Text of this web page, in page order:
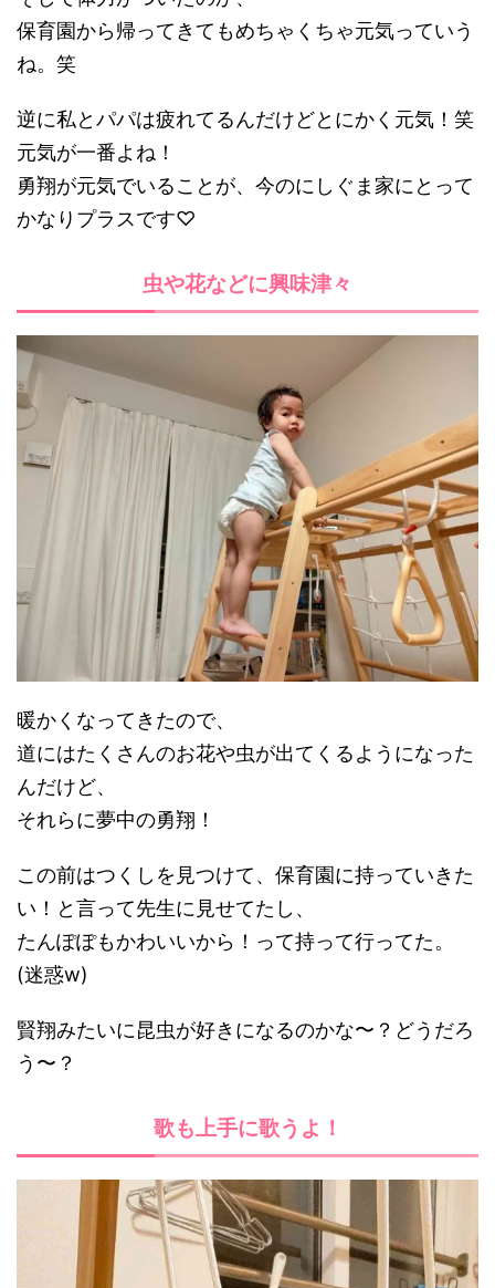
保育園から帰ってきてもめちゃくちゃ元気っていう
ね。笑
逆に私とパパは疲れてるんだけどとにかく元気！笑
元気が一番よね！
勇翔が元気でいることが、今のにしぐま家にとって
かなりプラスです♡
虫や花などに興味津々
暖かくなってきたので、
道にはたくさんのお花や虫が出てくるようになった
んだけど、
それらに夢中の勇翔！
この前はつくしを見つけて、保育園に持っていきた
い！と言って先生に見せてたし、
たんぽぽもかわいいから！って持って行ってた。
(迷惑w)
賢翔みたいに昆虫が好きになるのかな〜？どうだろ
う〜？
歌も上手に歌うよ！